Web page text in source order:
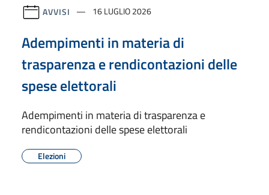
AVVISI 16 LUGLIO 2026
Adempimenti in materia di
trasparenza e rendicontazioni delle
spese elettorali
Adempimenti in materia di trasparenza e
rendicontazioni delle spese elettorali
Elezioni